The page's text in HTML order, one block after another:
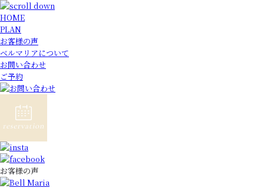
HOME
PLAN
お客様の声
ベルマリアについて
お問い合わせ
ご予約
お客様の声